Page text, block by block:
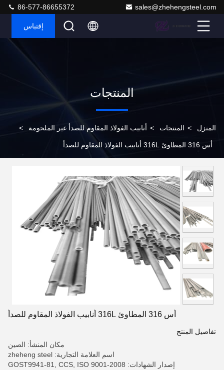
sales@zhehengsteel.com
86-577-86655372
إقتباس
المنتجات
المنزل > المنتجات > أنابيب الفولاذ المقاوم للصدأ غير الملحومة >
أس 316 المطاوئ 316L أنابيب الفولاذ المقاوم للصدأ
أس 316 المطاوئ 316L أنابيب الفولاذ المقاوم للصدأ
تفاصيل المنتج
مكان المنشأ: الصين
اسم العلامة التجارية: zheheng steel
إصدار الشهادات: GOST9941-81, CCS, ISO 9001-2008